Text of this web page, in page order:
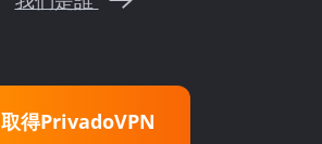
取得PrivadoVPN